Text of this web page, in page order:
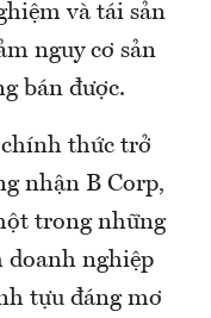
và tái sản
nguy cơ sản
bán được.
chính thức trở
nhận B Corp,
trong những
doanh nghiệp
tựu đáng mơ